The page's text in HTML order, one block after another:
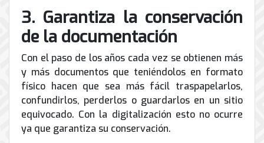
3. Garantiza la conservación
de la documentación
Con el paso de los años cada vez se obtienen más
y más documentos que teniéndolos en formato
físico hacen que sea más fácil traspapelarlos,
confundirlos, perderlos o guardarlos en un sitio
equivocado. Con la digitalización esto no ocurre
ya que garantiza su conservación.